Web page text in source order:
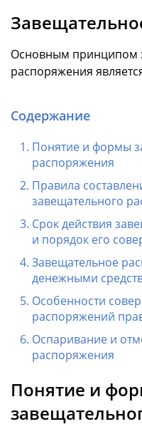
Основным принципом
распоряжения
Содержание
Понятие и формы
распоряжения
Правила
завещательного
Срок действия
и порядок его
Завещательное
денежными
Особенности
распоряжений
Оспаривание и
распоряжения
Понятие и